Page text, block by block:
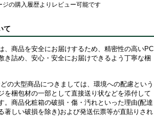
ジの購入履歴よりレビュー可能です
て
、商品を安全にお届けするため、精密性の高いPC
き詰め、安心・安全にお届けできるよう丁寧な梱
の大型商品につきましては、環境への配慮という
を梱包材の一部として直接送り状などを添付して
。商品化粧箱の破損・傷・汚れといった理由(配達
著しい破損を除き)および発送伝票等が直貼りされ